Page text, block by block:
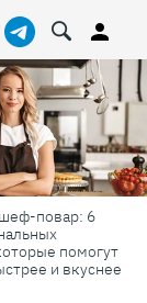
приключения:
фестивали